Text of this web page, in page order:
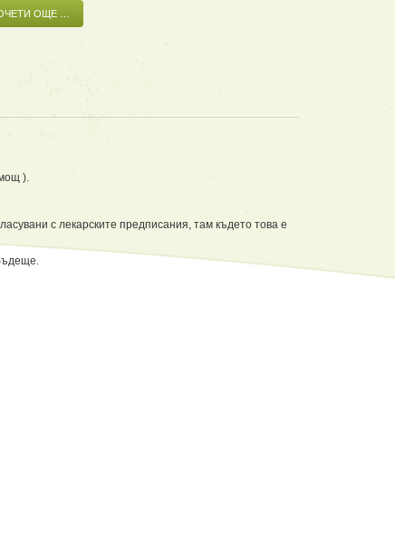
ОЩЕ …
).
с лекарските предписания, там където това е